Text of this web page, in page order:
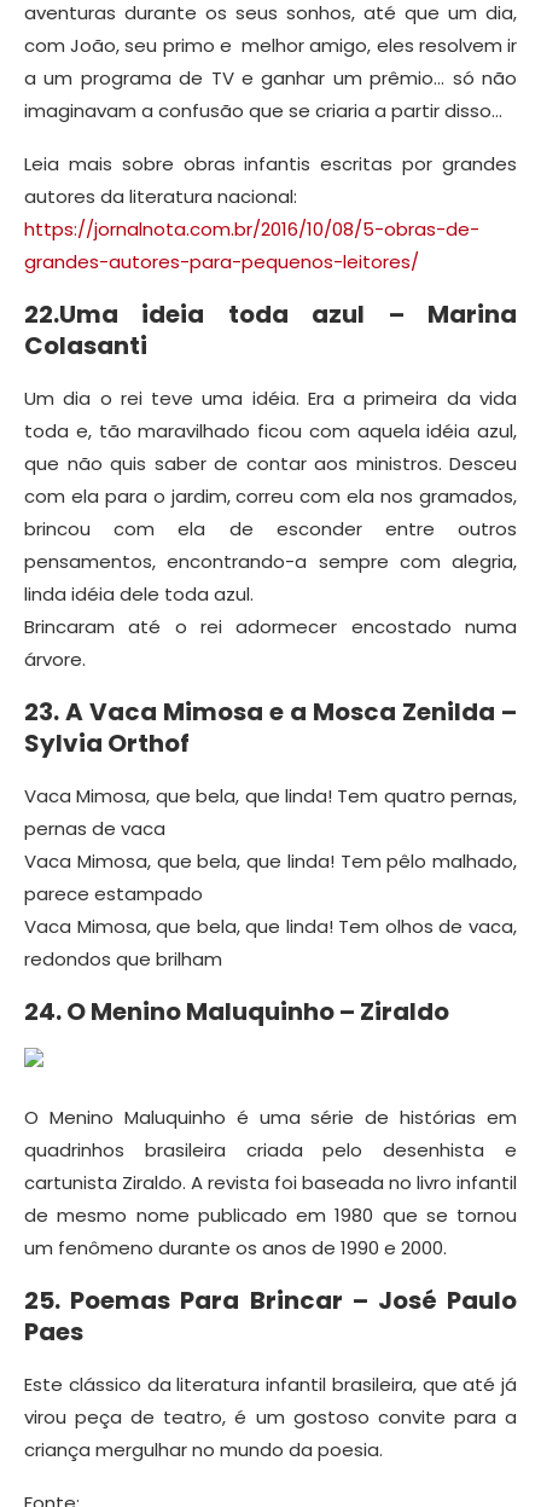
aventuras durante os seus sonhos, até que um dia,
com João, seu primo e melhor amigo, eles resolvem ir
a um programa de TV e ganhar um prêmio… só não
imaginavam a confusão que se criaria a partir disso…
Leia mais sobre obras infantis escritas por grandes
autores da literatura nacional:
https://jornalnota.com.br/2016/10/08/5-obras-de-
grandes-autores-para-pequenos-leitores/
22.Uma ideia toda azul – Marina
Colasanti
Um dia o rei teve uma idéia. Era a primeira da vida
toda e, tão maravilhado ficou com aquela idéia azul,
que não quis saber de contar aos ministros. Desceu
com ela para o jardim, correu com ela nos gramados,
brincou com ela de esconder entre outros
pensamentos, encontrando-a sempre com alegria,
linda idéia dele toda azul.
Brincaram até o rei adormecer encostado numa
árvore.
23. A Vaca Mimosa e a Mosca Zenilda –
Sylvia Orthof
Vaca Mimosa, que bela, que linda! Tem quatro pernas,
pernas de vaca
Vaca Mimosa, que bela, que linda! Tem pêlo malhado,
parece estampado
Vaca Mimosa, que bela, que linda! Tem olhos de vaca,
redondos que brilham
24. O Menino Maluquinho – Ziraldo
O Menino Maluquinho é uma série de histórias em
quadrinhos brasileira criada pelo desenhista e
cartunista Ziraldo. A revista foi baseada no livro infantil
de mesmo nome publicado em 1980 que se tornou
um fenômeno durante os anos de 1990 e 2000.
25. Poemas Para Brincar – José Paulo
Paes
Este clássico da literatura infantil brasileira, que até já
virou peça de teatro, é um gostoso convite para a
criança mergulhar no mundo da poesia.